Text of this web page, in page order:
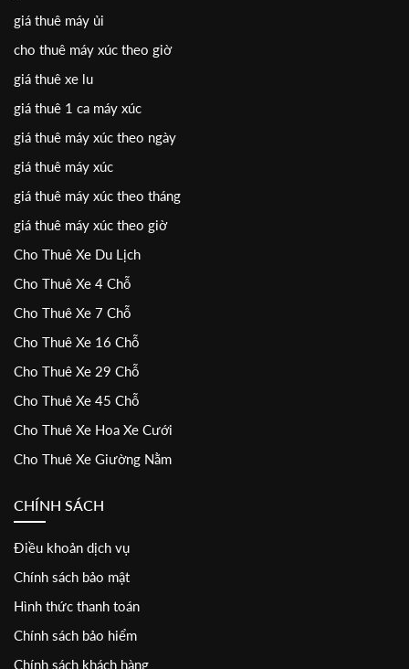
giá thuê máy ủi
cho thuê máy xúc theo giờ
giá thuê xe lu
giá thuê 1 ca máy xúc
giá thuê máy xúc theo ngày
giá thuê máy xúc
giá thuê máy xúc theo tháng
giá thuê máy xúc theo giờ
Cho Thuê Xe Du Lịch
Cho Thuê Xe 4 Chỗ
Cho Thuê Xe 7 Chỗ
Cho Thuê Xe 16 Chỗ
Cho Thuê Xe 29 Chỗ
Cho Thuê Xe 45 Chỗ
Cho Thuê Xe Hoa Xe Cưới
Cho Thuê Xe Giường Nằm
CHÍNH SÁCH
Điều khoản dịch vụ
Chính sách bảo mật
Hình thức thanh toán
Chính sách bảo hiểm
Chính sách khách hàng